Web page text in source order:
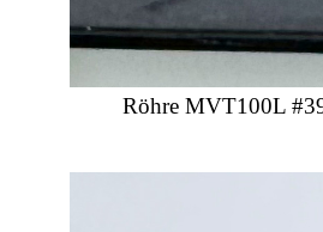
Röhre MVT100L